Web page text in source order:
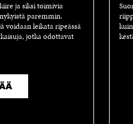
ja siksi toimivia
paremmin.
voidaan leikata ripeässä
jotka odottavat